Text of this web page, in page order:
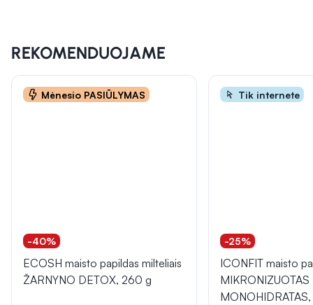
REKOMENDUOJAME
Mėnesio PASIŪLYMAS
-40%
ECOSH maisto papildas milteliais
ŽARNYNO DETOX, 260 g
Tik internete
-25%
ICONFIT maisto
MIKRONIZUOTAS